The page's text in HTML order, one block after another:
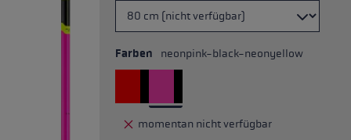
Farben neonpink-black-neonyellow
momentan nicht verfügbar